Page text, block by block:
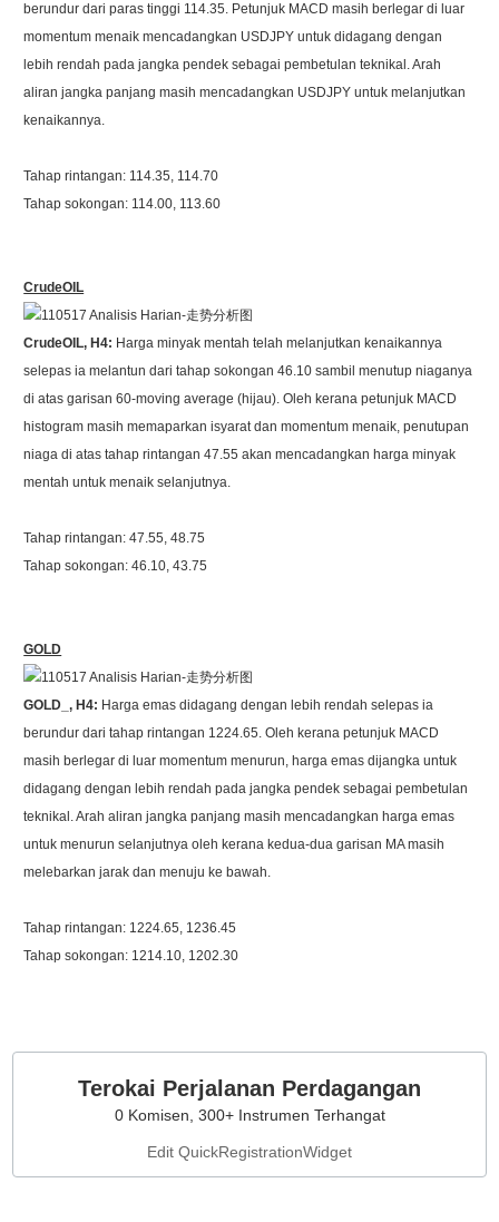
berundur dari paras tinggi 114.35. Petunjuk MACD masih berlegar di luar
momentum menaik mencadangkan USDJPY untuk didagang dengan
lebih rendah pada jangka pendek sebagai pembetulan teknikal. Arah
aliran jangka panjang masih mencadangkan USDJPY untuk melanjutkan
kenaikannya.
Tahap rintangan: 114.35, 114.70
Tahap sokongan: 114.00, 113.60
CrudeOIL
CrudeOIL, H4: Harga minyak mentah telah melanjutkan kenaikannya
selepas ia melantun dari tahap sokongan 46.10 sambil menutup niaganya
di atas garisan 60-moving average (hijau). Oleh kerana petunjuk MACD
histogram masih memaparkan isyarat dan momentum menaik, penutupan
niaga di atas tahap rintangan 47.55 akan mencadangkan harga minyak
mentah untuk menaik selanjutnya.
Tahap rintangan: 47.55, 48.75
Tahap sokongan: 46.10, 43.75
GOLD
GOLD_, H4: Harga emas didagang dengan lebih rendah selepas ia
berundur dari tahap rintangan 1224.65. Oleh kerana petunjuk MACD
masih berlegar di luar momentum menurun, harga emas dijangka untuk
didagang dengan lebih rendah pada jangka pendek sebagai pembetulan
teknikal. Arah aliran jangka panjang masih mencadangkan harga emas
untuk menurun selanjutnya oleh kerana kedua-dua garisan MA masih
melebarkan jarak dan menuju ke bawah.
Tahap rintangan: 1224.65, 1236.45
Tahap sokongan: 1214.10, 1202.30
Terokai Perjalanan Perdagangan
0 Komisen, 300+ Instrumen Terhangat
Edit QuickRegistrationWidget